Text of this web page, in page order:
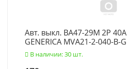
Авт. выкл. ВА47-29М 2P
GENERICA MVA21-2-040-B-G
В наличии: 30 шт.